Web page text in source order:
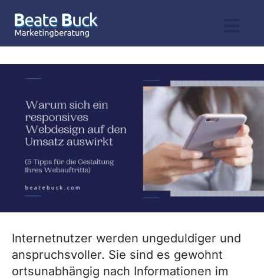
Inhalt
springen
Leistungen
Angebot
Praxiswissen
Profil & Bücher
Kontakt
Internetnutzer werden ungeduldiger und
anspruchsvoller. Sie sind es gewohnt
ortsunabhängig nach Informationen im